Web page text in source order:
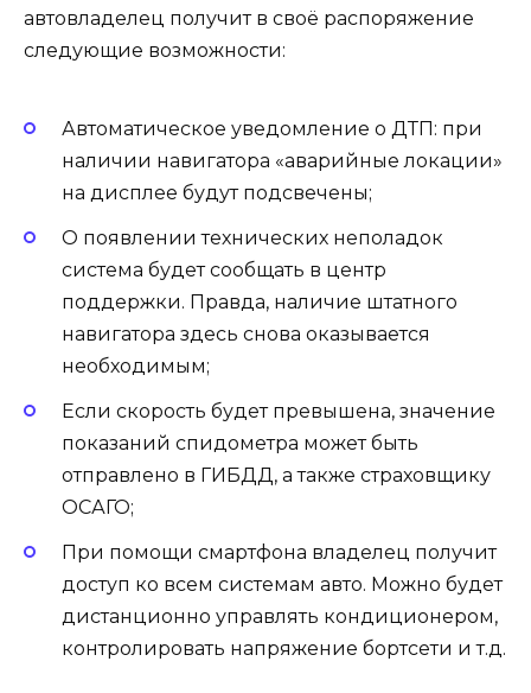
автовладелец получит в своё распоряжение
следующие возможности:
Автоматическое уведомление о ДТП: при
наличии навигатора «аварийные локации»
на дисплее будут подсвечены;
О появлении технических неполадок
система будет сообщать в центр
поддержки. Правда, наличие штатного
навигатора здесь снова оказывается
необходимым;
Если скорость будет превышена, значение
показаний спидометра может быть
отправлено в ГИБДД, а также страховщику
ОСАГО;
При помощи смартфона владелец получит
доступ ко всем системам авто. Можно будет
дистанционно управлять кондиционером,
контролировать напряжение бортсети и т.д.